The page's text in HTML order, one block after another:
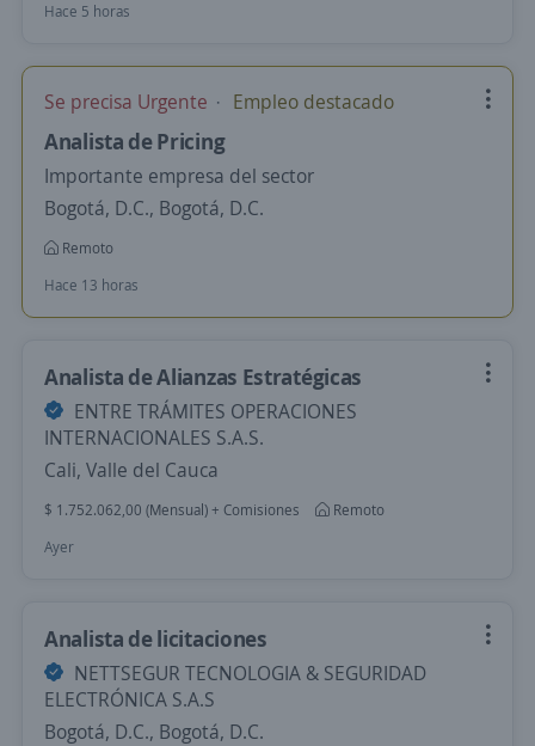
Hace 5 horas
Se precisa Urgente Empleo destacado
Analista de Pricing
Importante empresa del sector
Bogotá, D.C., Bogotá, D.C.
Remoto
Hace 13 horas
Analista de Alianzas Estratégicas
ENTRE TRÁMITES OPERACIONES
INTERNACIONALES S.A.S.
Cali, Valle del Cauca
$ 1.752.062,00 (Mensual) + Comisiones
Remoto
Ayer
Analista de licitaciones
NETTSEGUR TECNOLOGIA & SEGURIDAD
ELECTRÓNICA S.A.S
Bogotá, D.C., Bogotá, D.C.